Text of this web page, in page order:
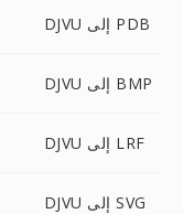
DJVU إلى PDB
DJVU إلى BMP
DJVU إلى LRF
DJVU إلى SVG